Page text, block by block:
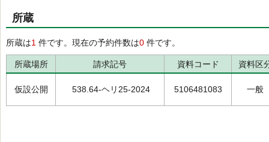
所蔵
所蔵は1 件です。現在の予約件数は0 件です。
所蔵場所 請求記号 資料コード 資料区
仮設公開 538.64-ヘリ25-2024 5106481083 一般